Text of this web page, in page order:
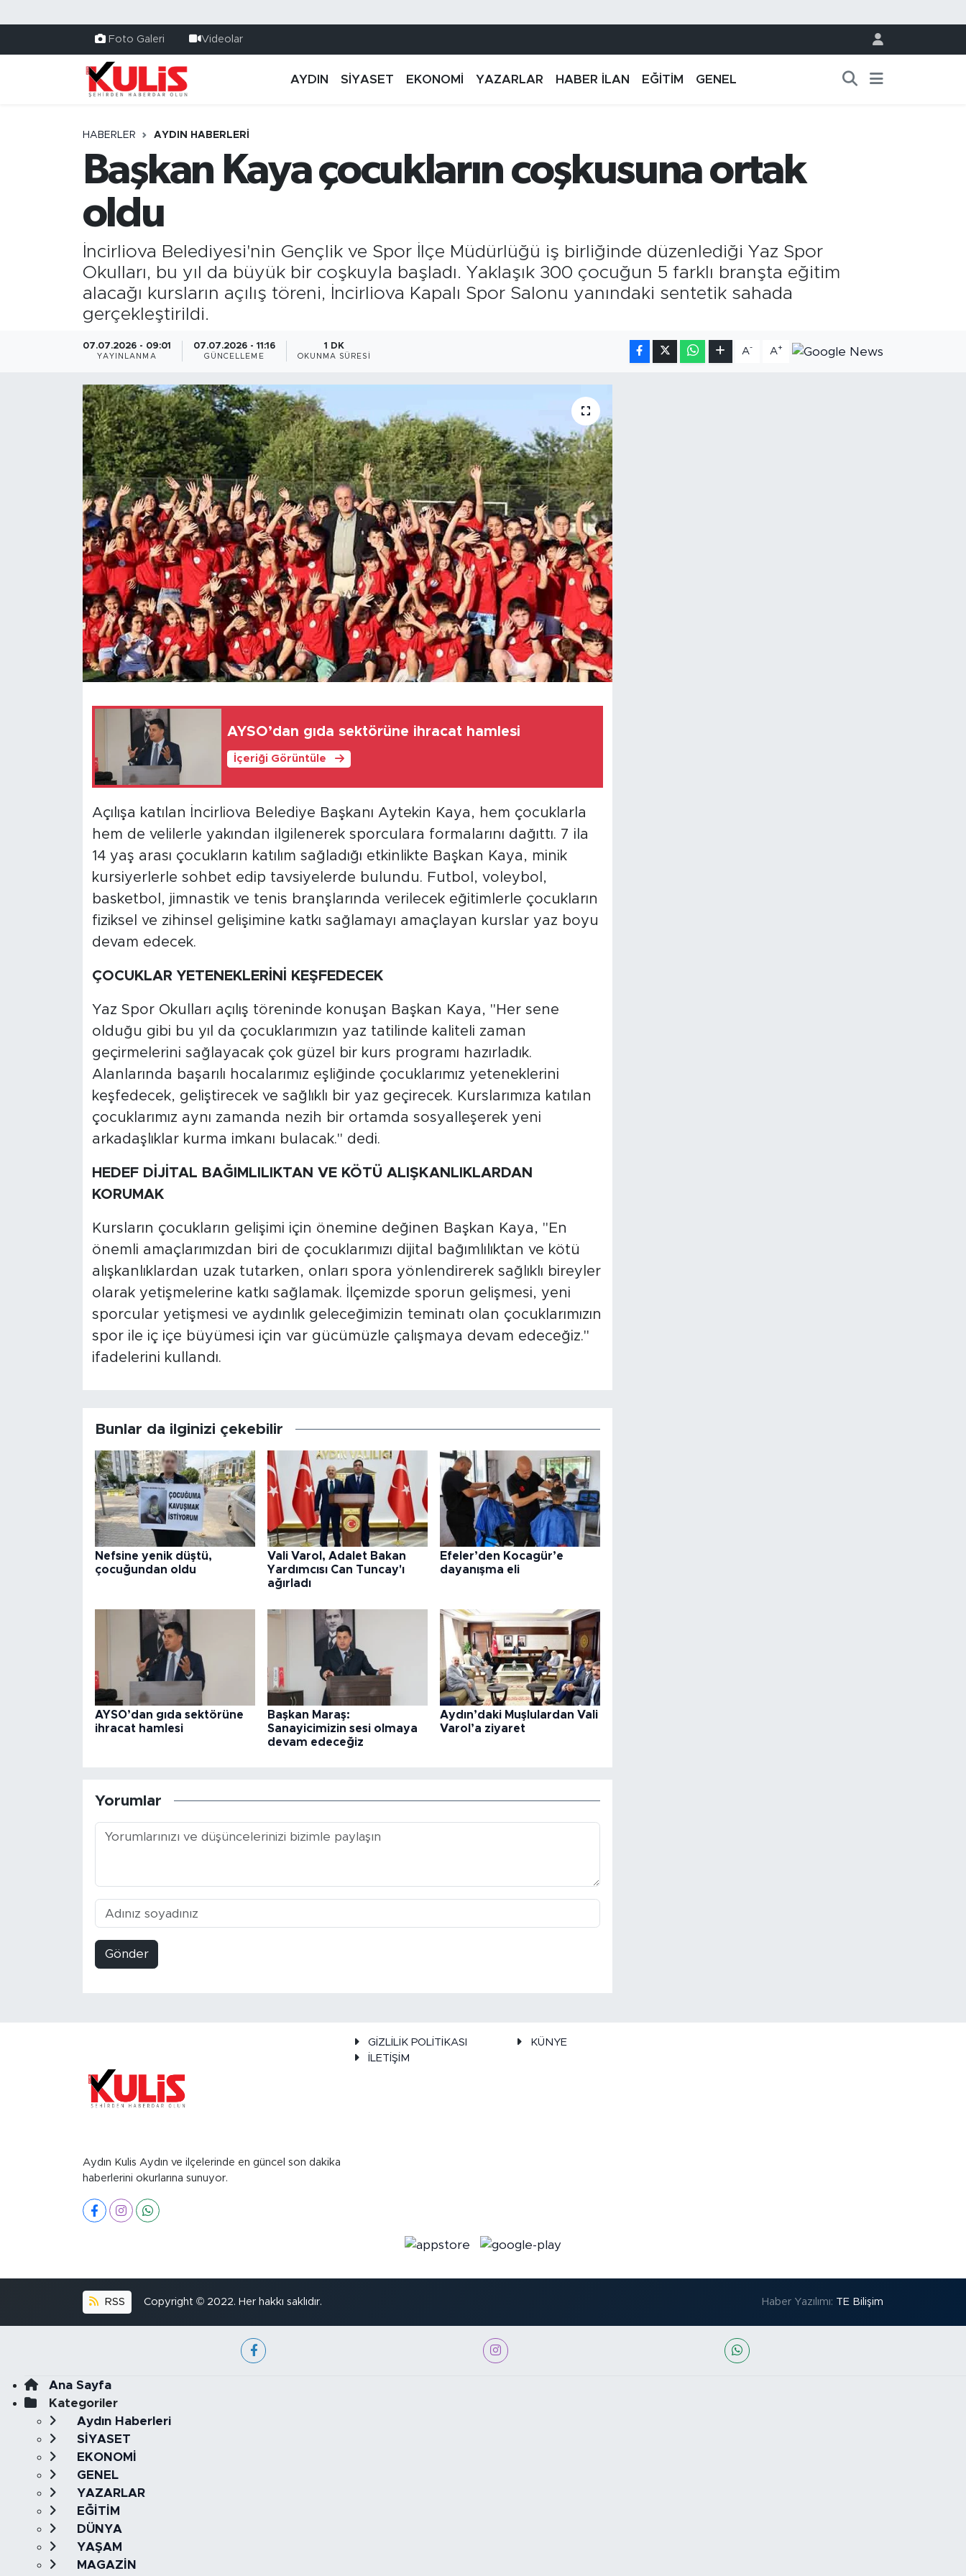
Foto Galeri Videolar
AYDIN SİYASET EKONOMİ YAZARLAR HABER İLAN EĞİTİM GENEL
HABERLER AYDIN HABERLERI
Başkan Kaya çocukların coşkusuna ortak
oldu
İncirliova Belediyesi'nin Gençlik ve Spor İlçe Müdürlüğü iş birliğinde düzenlediği Yaz Spor
Okulları, bu yıl da büyük bir coşkuyla başladı. Yaklaşık 300 çocuğun 5 farklı branşta eğitim
alacağı kursların açılış töreni, İncirliova Kapalı Spor Salonu yanındaki sentetik sahada
gerçekleştirildi.
07.07.2026 - 09:01
YAYINLANMA
07.07.2026 - 11:16
GÜNCELLEME
1 DK
OKUNMA SÜRESI
A- A+
AYSO’dan gıda sektörüne ihracat hamlesi
İçeriği Görüntüle
Açılışa katılan İncirliova Belediye Başkanı Aytekin Kaya, hem çocuklarla
hem de velilerle yakından ilgilenerek sporculara formalarını dağıttı. 7 ila
14 yaş arası çocukların katılım sağladığı etkinlikte Başkan Kaya, minik
kursiyerlerle sohbet edip tavsiyelerde bulundu. Futbol, voleybol,
basketbol, jimnastik ve tenis branşlarında verilecek eğitimlerle çocukların
fiziksel ve zihinsel gelişimine katkı sağlamayı amaçlayan kurslar yaz boyu
devam edecek.
ÇOCUKLAR YETENEKLERİNİ KEŞFEDECEK
Yaz Spor Okulları açılış töreninde konuşan Başkan Kaya, "Her sene
olduğu gibi bu yıl da çocuklarımızın yaz tatilinde kaliteli zaman
geçirmelerini sağlayacak çok güzel bir kurs programı hazırladık.
Alanlarında başarılı hocalarımız eşliğinde çocuklarımız yeteneklerini
keşfedecek, geliştirecek ve sağlıklı bir yaz geçirecek. Kurslarımıza katılan
çocuklarımız aynı zamanda nezih bir ortamda sosyalleşerek yeni
arkadaşlıklar kurma imkanı bulacak." dedi.
HEDEF DİJİTAL BAĞIMLILIKTAN VE KÖTÜ ALIŞKANLIKLARDAN
KORUMAK
Kursların çocukların gelişimi için önemine değinen Başkan Kaya, "En
önemli amaçlarımızdan biri de çocuklarımızı dijital bağımlılıktan ve kötü
alışkanlıklardan uzak tutarken, onları spora yönlendirerek sağlıklı bireyler
olarak yetişmelerine katkı sağlamak. İlçemizde sporun gelişmesi, yeni
sporcular yetişmesi ve aydınlık geleceğimizin teminatı olan çocuklarımızın
spor ile iç içe büyümesi için var gücümüzle çalışmaya devam edeceğiz."
ifadelerini kullandı.
Bunlar da ilginizi çekebilir
Nefsine yenik düştü,
çocuğundan oldu
Vali Varol, Adalet Bakan
Yardımcısı Can Tuncay'ı
ağırladı
Efeler’den Kocagür’e
dayanışma eli
AYSO’dan gıda sektörüne
ihracat hamlesi
Başkan Maraş:
Sanayicimizin sesi olmaya
devam edeceğiz
Aydın’daki Muşlulardan Vali
Varol’a ziyaret
Yorumlar
Gönder
Aydın Kulis Aydın ve ilçelerinde en güncel son dakika
haberlerini okurlarına sunuyor.
GİZLİLİK POLİTİKASI
KÜNYE
İLETİŞİM
RSS Copyright © 2022. Her hakkı saklıdır. Haber Yazılımı: TE Bilişim
Ana Sayfa
Kategoriler
Aydın Haberleri
SİYASET
EKONOMİ
GENEL
YAZARLAR
EĞİTİM
DÜNYA
YAŞAM
MAGAZİN